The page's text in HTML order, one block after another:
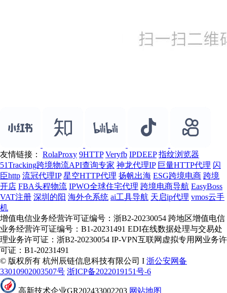
友情链接： RolaProxy 9HTTP Veryfb IPDEEP 指纹浏览器
51Tracking跨境物流API查询专家 神龙代理IP 巨量HTTP代理 闪
臣http 流冠代理IP 星空HTTP代理 扬帆出海 ESG跨境电商 跨境
开店 FBA头程物流 IPWO全球住宅代理 跨境电商导航 EasyBoss
VAT注册 深圳的阳 海外仓系统 ai工具导航 天启ip代理 vmos云手
机
增值电信业务经营许可证编号：浙B2-20230054 跨地区增值电信
业务经营许可证编号：B1-20231491 EDI在线数据处理与交易处
理业务许可证：浙B2-20230054 IP-VPN互联网虚拟专用网业务许
可证：B1-20231491
© 版权所有 杭州辰链信息科技有限公司 I 浙公安网备
33010902003507号 浙ICP备2022019151号-6
高新技术企业GR202433002203 网站地图